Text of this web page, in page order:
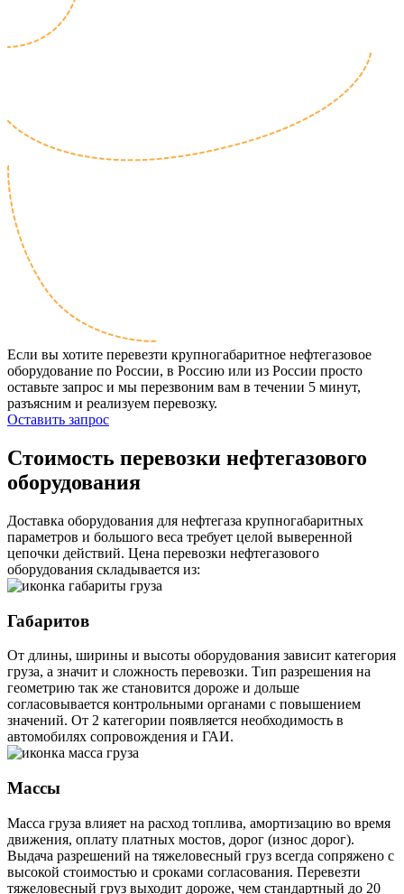
Если вы хотите перевезти крупногабаритное нефтегазовое
оборудование по России, в Россию или из России просто
оставьте запрос и мы перезвоним вам в течении 5 минут,
разъясним и реализуем перевозку.
Оставить запрос
Стоимость перевозки нефтегазового
оборудования
Доставка оборудования для нефтегаза крупногабаритных
параметров и большого веса требует целой выверенной
цепочки действий. Цена перевозки нефтегазового
оборудования складывается из:
Габаритов
От длины, ширины и высоты оборудования зависит категория
груза, а значит и сложность перевозки. Тип разрешения на
геометрию так же становится дороже и дольше
согласовывается контрольными органами с повышением
значений. От 2 категории появляется необходимость в
автомобилях сопровождения и ГАИ.
Массы
Масса груза влияет на расход топлива, амортизацию во время
движения, оплату платных мостов, дорог (износ дорог).
Выдача разрешений на тяжеловесный груз всегда сопряжено с
высокой стоимостью и сроками согласования. Перевезти
тяжеловесный груз выходит дороже, чем стандартный до 20